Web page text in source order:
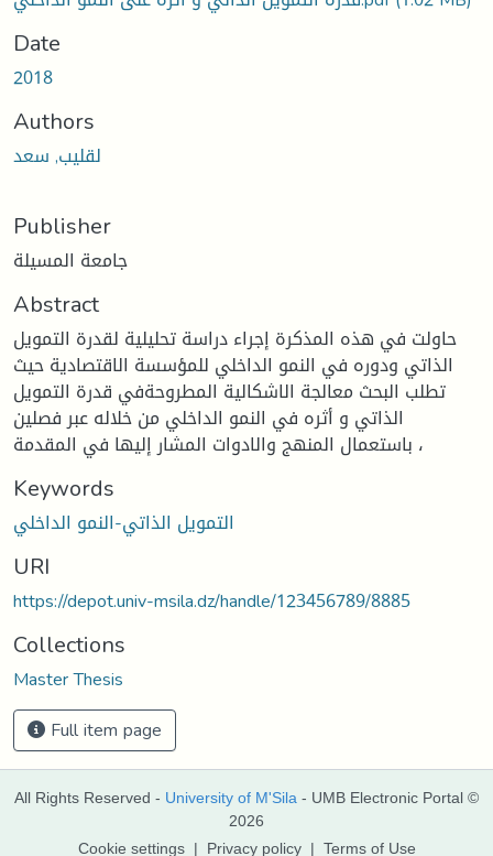
Date
2018
Authors
لقليب, سعد
Publisher
جامعة المسيلة
Abstract
حاولت في هذه المذكرة إجراء دراسة تحليلية لقدرة التمويل
الذاتي ودوره في النمو الداخلي للمؤسسة الاقتصادية حيث
تطلب البحث معالجة الاشكالية المطروحةفي قدرة التمويل
الذاتي و أثره في النمو الداخلي من خلاله عبر فصلين
باستعمال المنهج والادوات المشار إليها في المقدمة ،
Keywords
التمويل الذاتي-النمو الداخلي
URI
https://depot.univ-msila.dz/handle/123456789/8885
Collections
Master Thesis
Full item page
All Rights Reserved - University of M'Sila - UMB Electronic Portal ©
2026
Cookie settings | Privacy policy | Terms of Use